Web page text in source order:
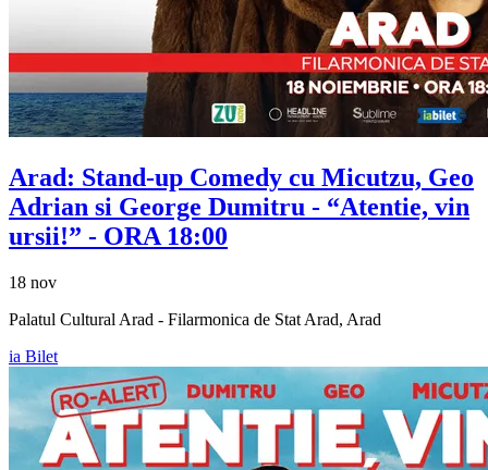
Arad: Stand-up Comedy cu Micutzu, Geo
Adrian si George Dumitru - “Atentie, vin
ursii!” - ORA 18:00
18 nov
Palatul Cultural Arad - Filarmonica de Stat Arad, Arad
ia Bilet